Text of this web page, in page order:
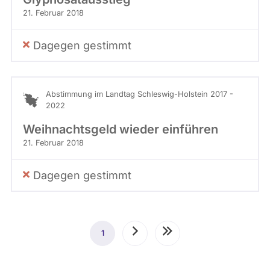
21. Februar 2018
Dagegen gestimmt
Abstimmung im Landtag Schleswig-Holstein 2017 -
2022
Weihnachtsgeld wieder einführen
21. Februar 2018
Dagegen gestimmt
Seitennummerierung
Aktuelle
1 NächsteLetzte